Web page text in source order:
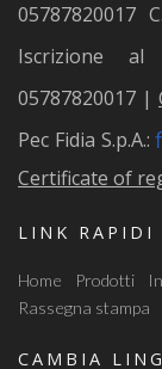
del
lavorazione
Fidia un
z
i
o
n
05787820017
Iscrizione
05787820017 |
Pec Fidia S.p.A.:
Certificate of
LINK RAPIDI
Home Prodotti
Rassegna stampa
CAMBIA